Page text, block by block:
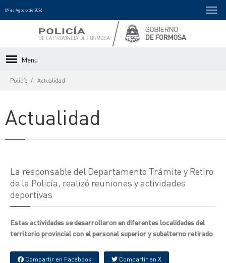
09 de Agosto de 2026
Menu
Policía Actualidad
Actualidad
La responsable del Departamento Trámite y Retiro
de la Policía, realizó reuniones y actividades
deportivas
Estas actividades se desarrollaron en diferentes localidades del
territorio provincial con el personal superior y subalterno retirado
Compartir en Facebook Compartir en X